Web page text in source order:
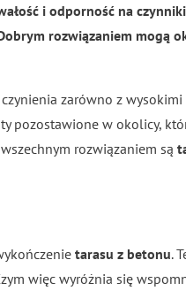
i odporność na
rozwiązaniem mogą
zarówno z
pozostawione w okolicy,
rozwiązaniem są
tarasu z betonu.
więc wyróżnia się